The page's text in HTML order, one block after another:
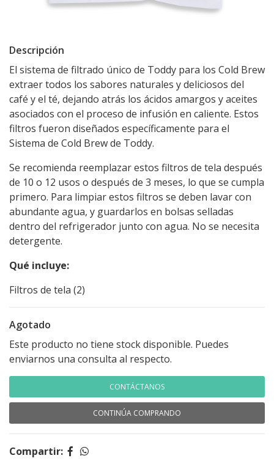
Descripción
El sistema de filtrado único de Toddy para los Cold Brew
extraer todos los sabores naturales y deliciosos del
café y el té, dejando atrás los ácidos amargos y aceites
asociados con el proceso de infusión en caliente. Estos
filtros fueron diseñados específicamente para el
Sistema de Cold Brew de Toddy.
Se recomienda reemplazar estos filtros de tela después
de 10 o 12 usos o después de 3 meses, lo que se cumpla
primero. Para limpiar estos filtros se deben lavar con
abundante agua, y guardarlos en bolsas selladas
dentro del refrigerador junto con agua. No se necesita
detergente.
Qué incluye:
Filtros de tela (2)
Agotado
Este producto no tiene stock disponible. Puedes
enviarnos una consulta al respecto.
CONTÁCTANOS
CONTINÚA COMPRANDO
Compartir: